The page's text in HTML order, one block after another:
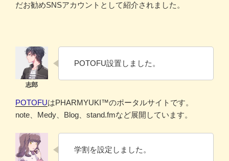
だお勧めSNSアカウントとして紹介されました。
POTOFU設置しました。
POTOFUはPHARMYUKI™のポータルサイトです。
note、Medy、Blog、stand.fmなど展開しています。
学割を設定しました。